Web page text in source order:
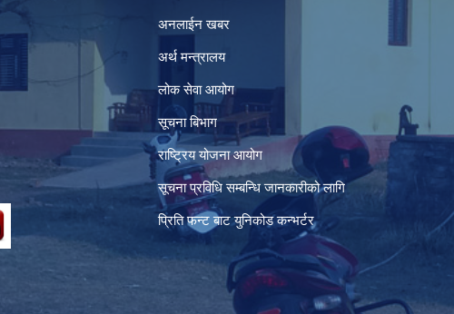
अनलाईन खबर
अर्थ मन्त्रालय
लोक सेवा आयोग
सूचना बिभाग
राष्ट्रिय योजना आयोग
सूचना प्रविधि सम्बन्धि जानकारीको लागि
प्रिति फन्ट बाट युनिकोड कन्भर्टर